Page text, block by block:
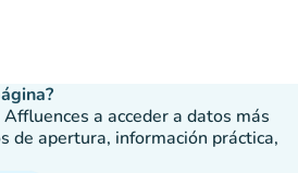
a acceder a datos más
de apertura, información práctica,